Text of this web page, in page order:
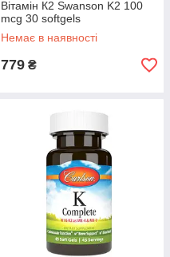
Вітамін К2 Swanson K2 100
mcg 30 softgels
Немає в наявності
779 ₴